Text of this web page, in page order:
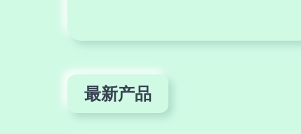
最新产品